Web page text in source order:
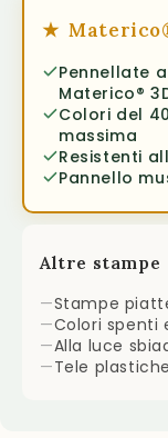
Altre stampe
—Stampe
—Colori spenti
—Alla luce
—Tele
★
Pennellate
Materico®
Colori del
massima
Resistenti
Pannello